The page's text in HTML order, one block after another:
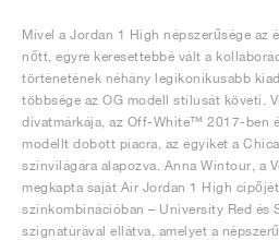
Mivel a Jordan 1 High népszerűsége az
nőtt, egyre keresettebbé vált a
történetének néhány legikonikusabb
többsége az OG modell stílusát követi.
divatmárkája, az Off-White™ 2017-ben
modellt dobott piacra, az egyiket a
színvilágára alapozva. Anna Wintour, a
megkapta saját Air Jordan 1 High
színkombinációban – University Red és
szignatúrával ellátva, amelyet a